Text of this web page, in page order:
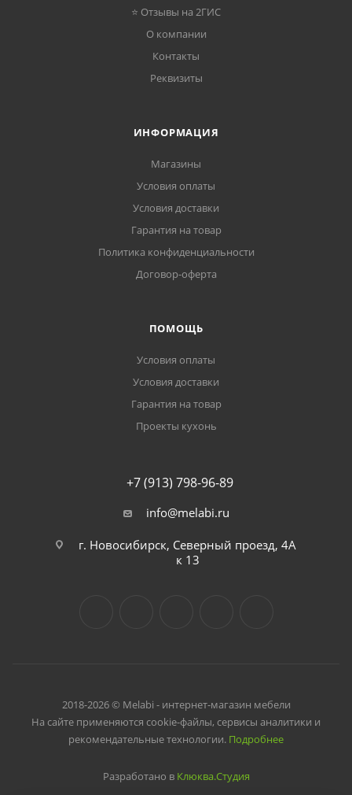
⭐ Отзывы на 2ГИС
О компании
Контакты
Реквизиты
ИНФОРМАЦИЯ
Магазины
Условия оплаты
Условия доставки
Гарантия на товар
Политика конфиденциальности
Договор-оферта
ПОМОЩЬ
Условия оплаты
Условия доставки
Гарантия на товар
Проекты кухонь
+7 (913) 798-96-89
info@melabi.ru
г. Новосибирск, Северный проезд, 4А
к 13
2018-2026 © Melabi - интернет-магазин мебели
На сайте применяются cookie-файлы, сервисы аналитики и
рекомендательные технологии. Подробнее
Разработано в Клюква.Студия